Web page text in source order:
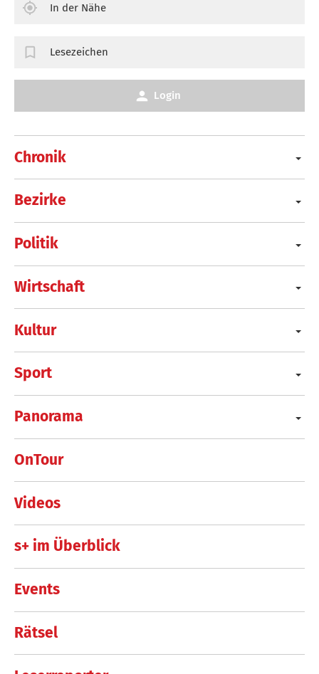
Chronik
Bezirke
Politik
Wirtschaft
Kultur
Sport
Panorama
OnTour
Videos
s+ im Überblick
Events
Rätsel
In der Nähe
Lesezeichen
Login